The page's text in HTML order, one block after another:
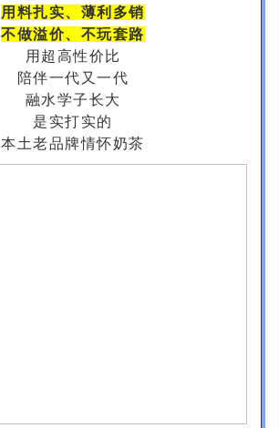
用料扎实、薄利多销
不做溢价、不玩套路
用超高性价比
陪伴一代又一代
融水学子长大
是实打实的
本土老品牌情怀奶茶